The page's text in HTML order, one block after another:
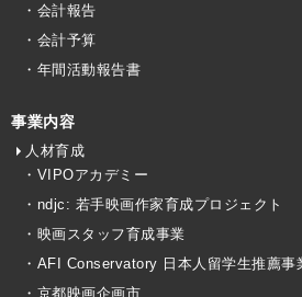
・会計報告
・会計予算
・年間活動報告書
事業内容
人材育成
・VIPOアカデミー
・ndjc: 若手映画作家育成プロジェクト
・映画スタッフ育成事業
・AFI Conservatory 日本人留学生推薦事
・京都映画企画市